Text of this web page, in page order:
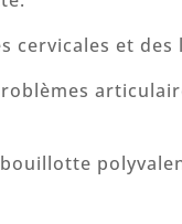
cervicales et des